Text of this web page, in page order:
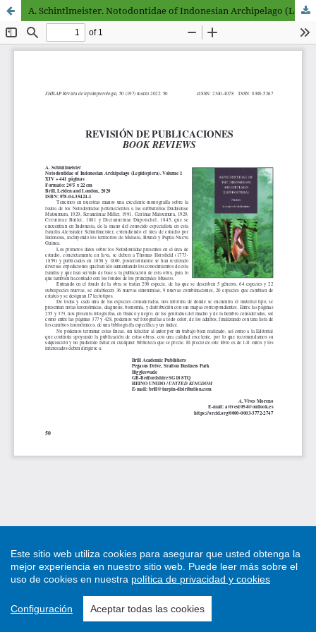
A. Schintlmeister. Notodontidae of Indonesian Archipelago (Lepidoptera). Volume 1
Este sitio web utiliza cookies para asegurar que usted obtenga la
mejor experiencia en nuestro sitio web. Puede leer más sobre el
uso de cookies en nuestra política de privacidad y cookies
Configuración Aceptar todas las cookies